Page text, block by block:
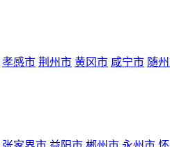
孝感市 荆州市 黄冈市 咸宁市 随